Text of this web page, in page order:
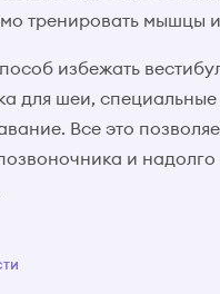
тренировать мышцы и
избежать
для шеи,
Все это
и надолго